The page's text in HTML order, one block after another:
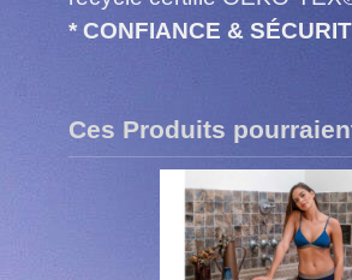
* CONFIANCE &
Ces Produits